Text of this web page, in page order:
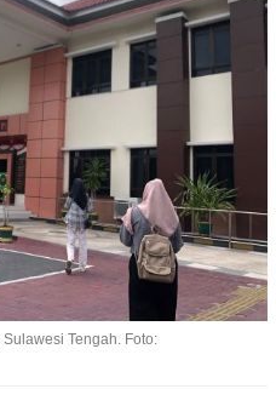
Tengah. Foto: